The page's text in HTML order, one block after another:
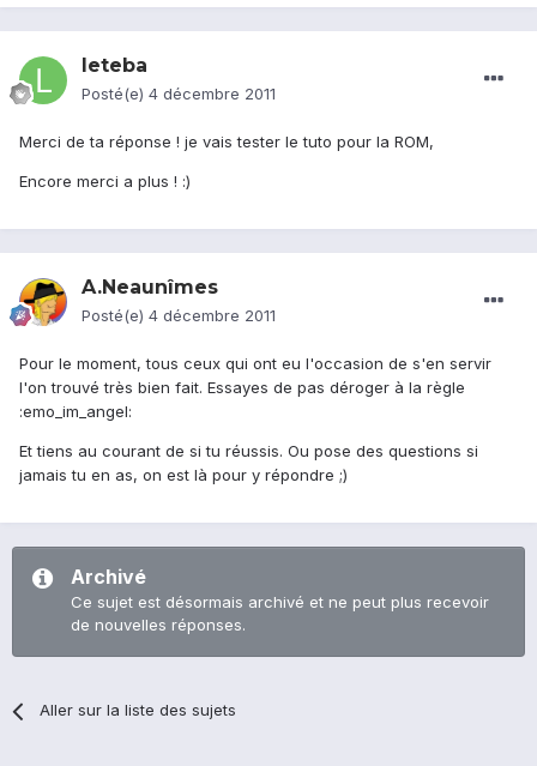
leteba
Posté(e) 4 décembre 2011
Merci de ta réponse ! je vais tester le tuto pour la ROM,
Encore merci a plus ! :)
A.Neaunîmes
Posté(e) 4 décembre 2011
Pour le moment, tous ceux qui ont eu l'occasion de s'en servir
l'on trouvé très bien fait. Essayes de pas déroger à la règle
:emo_im_angel:
Et tiens au courant de si tu réussis. Ou pose des questions si
jamais tu en as, on est là pour y répondre ;)
Archivé
Ce sujet est désormais archivé et ne peut plus recevoir
de nouvelles réponses.
Aller sur la liste des sujets